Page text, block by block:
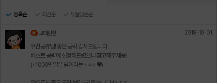
등록순 최신순 댓글많은순
고대던전 2018-10-01
유진공쥬님! 좋은 공략 감사드립니다
베스트 공략에 선정해드렸으니 참고해주세용!
(+1000밥알은 덤이라는 +ㅅ+ ♥)